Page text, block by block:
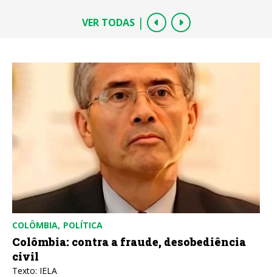
VER TODAS |
COLÔMBIA POLÍTICA
Colômbia: contra a fraude, desobediência
civil
Texto: IELA